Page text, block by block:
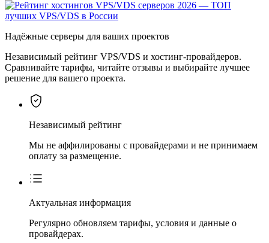
Надёжные серверы для ваших проектов
Независимый рейтинг VPS/VDS и хостинг-провайдеров.
Сравнивайте тарифы, читайте отзывы и выбирайте лучшее
решение для вашего проекта.
Независимый рейтинг
Мы не аффилированы с провайдерами и не принимаем
оплату за размещение.
Актуальная информация
Регулярно обновляем тарифы, условия и данные о
провайдерах.